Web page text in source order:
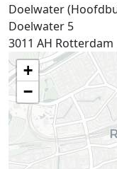
Doelwater
Doelwater 5
3011 AH Rotterdam
+
−